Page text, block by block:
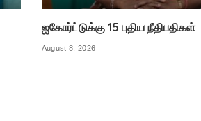
ஐகோர்ட்டுக்கு 15 புதிய நீதிபதிகள்
August 8, 2026